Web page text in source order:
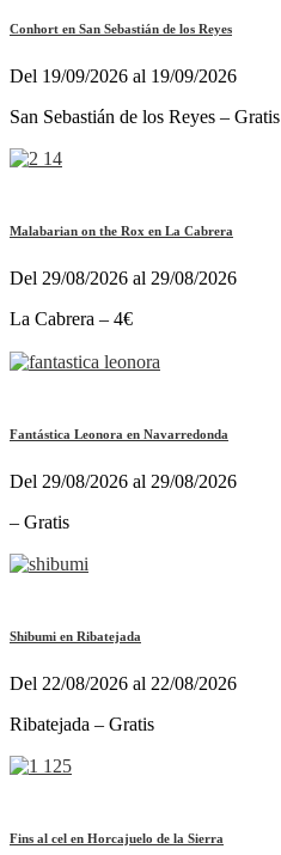
Conhort en San Sebastián de los Reyes
Del 19/09/2026 al 19/09/2026
San Sebastián de los Reyes – Gratis
Malabarian on the Rox en La Cabrera
Del 29/08/2026 al 29/08/2026
La Cabrera – 4€
Fantástica Leonora en Navarredonda
Del 29/08/2026 al 29/08/2026
– Gratis
Shibumi en Ribatejada
Del 22/08/2026 al 22/08/2026
Ribatejada – Gratis
Fins al cel en Horcajuelo de la Sierra